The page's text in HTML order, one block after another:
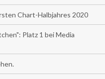
Chart-Halbjahres 2020
Platz 1 bei Media